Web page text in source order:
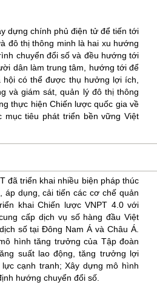
dựng chính phủ điện tử để tiến tới
đô thị thông minh là hai xu hướng
chuyển đổi số và đều hướng tới
dân làm trung tâm, hướng tới để
hội có thể được thụ hưởng lợi ích,
và giám sát, quản lý đô thị thông
thực hiện Chiến lược quốc gia về
mục tiêu phát triển bền vững Việt
đã triển khai nhiều biện pháp thúc
áp dụng, cải tiến các cơ chế quản
khai Chiến lược VNPT 4.0 với
cấp dịch vụ số hàng đầu Việt
số tại Đông Nam Á và Châu Á.
hình tăng trưởng của Tập đoàn
suất lao động, tăng trưởng lợi
cạnh tranh; Xây dựng mô hình
hướng chuyển đổi số.